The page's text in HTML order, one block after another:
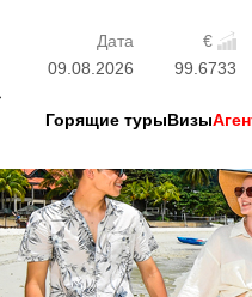
Дата
€
09.08.2026
99.6733
Горящие турыВизы